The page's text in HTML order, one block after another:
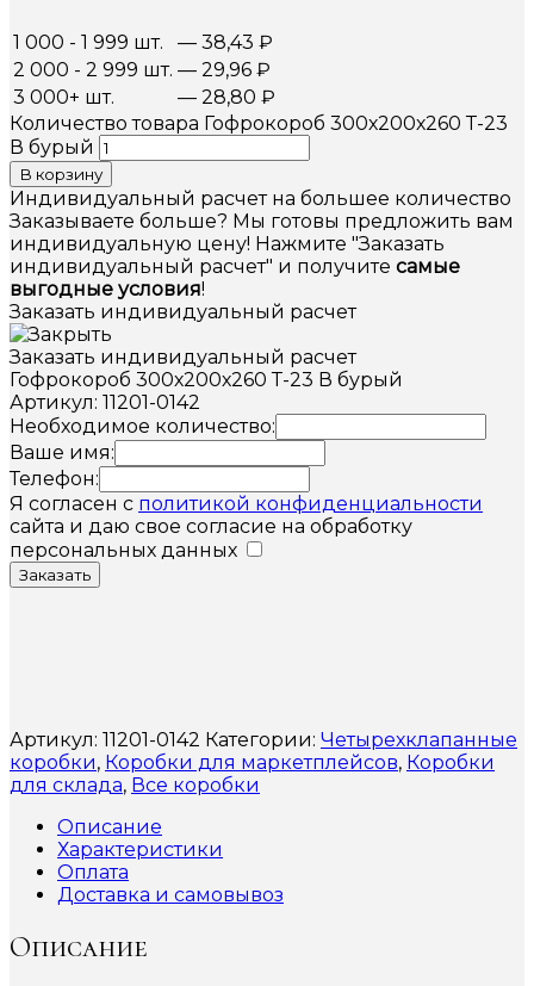
1 000 - 1 999 шт. — 38,43 ₽
2 000 - 2 999 шт. — 29,96 ₽
3 000+ шт.
— 28,80 ₽
Количество товара Гофрокороб 300х200х260 Т-23
В бурый
В корзину
Индивидуальный расчет на большее количество
Заказываете больше? Мы готовы предложить вам
индивидуальную цену! Нажмите "Заказать
индивидуальный расчет" и получите самые
выгодные условия!
Заказать индивидуальный расчет
Заказать индивидуальный расчет
Гофрокороб 300х200х260 Т-23 В бурый
Артикул: 11201-0142
Необходимое количество:
Ваше имя:
Телефон:
Я согласен с политикой конфиденциальности
сайта и даю свое согласие на обработку
персональных данных
Заказать
Артикул: 11201-0142 Категории: Четырехклапанные
коробки, Коробки для маркетплейсов, Коробки
для склада, Все коробки
Описание
Характеристики
Оплата
Доставка и самовывоз
Описание